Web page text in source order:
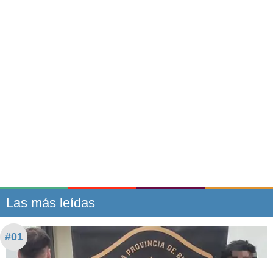
Las más leídas
#01